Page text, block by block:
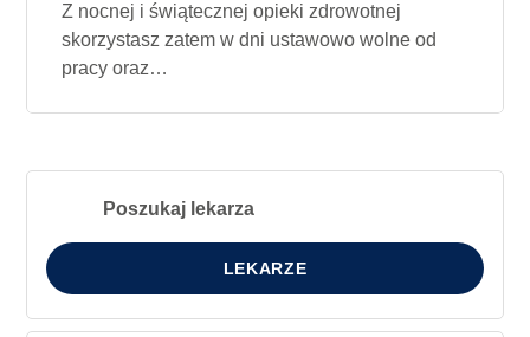
Z nocnej i świątecznej opieki zdrowotnej
skorzystasz zatem w dni ustawowo wolne od
pracy oraz…
Poszukaj lekarza
LEKARZE